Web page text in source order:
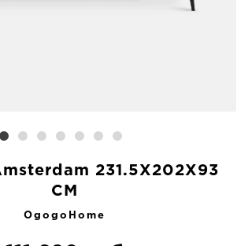
231.5X202X93
CM
OgogoHome